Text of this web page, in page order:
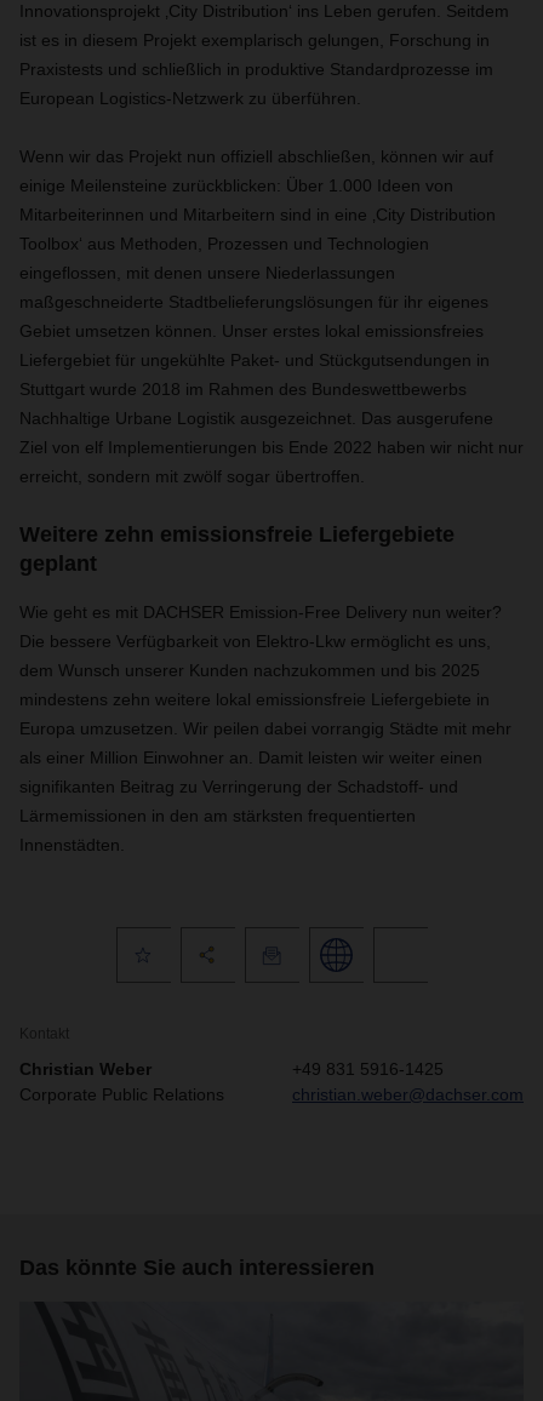
Innovationsprojekt ‚City Distribution‘ ins Leben gerufen. Seitdem
ist es in diesem Projekt exemplarisch gelungen, Forschung in
Praxistests und schließlich in produktive Standardprozesse im
European Logistics-Netzwerk zu überführen.
Wenn wir das Projekt nun offiziell abschließen, können wir auf
einige Meilensteine zurückblicken: Über 1.000 Ideen von
Mitarbeiterinnen und Mitarbeitern sind in eine ‚City Distribution
Toolbox‘ aus Methoden, Prozessen und Technologien
eingeflossen, mit denen unsere Niederlassungen
maßgeschneiderte Stadtbelieferungslösungen für ihr eigenes
Gebiet umsetzen können. Unser erstes lokal emissionsfreies
Liefergebiet für ungekühlte Paket- und Stückgutsendungen in
Stuttgart wurde 2018 im Rahmen des Bundeswettbewerbs
Nachhaltige Urbane Logistik ausgezeichnet. Das ausgerufene
Ziel von elf Implementierungen bis Ende 2022 haben wir nicht nur
erreicht, sondern mit zwölf sogar übertroffen.
Weitere zehn emissionsfreie Liefergebiete
geplant
Wie geht es mit DACHSER Emission-Free Delivery nun weiter?
Die bessere Verfügbarkeit von Elektro-Lkw ermöglicht es uns,
dem Wunsch unserer Kunden nachzukommen und bis 2025
mindestens zehn weitere lokal emissionsfreie Liefergebiete in
Europa umzusetzen. Wir peilen dabei vorrangig Städte mit mehr
als einer Million Einwohner an. Damit leisten wir weiter einen
signifikanten Beitrag zu Verringerung der Schadstoff- und
Lärmemissionen in den am stärksten frequentierten
Innenstädten.
Kontakt
Christian Weber
Corporate Public Relations
+49 831 5916-1425
christian.weber@dachser.com
Das könnte Sie auch interessieren